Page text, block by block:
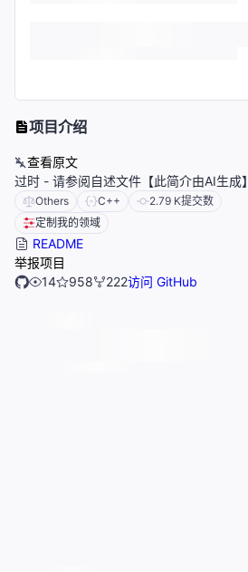
项目介绍
查看原文
过时 - 请参阅自述文件【此简介由AI生成】
Others C++ 2.79 K提交数
定制我的领域
README
举报项目
14
958 222访问 GitHub